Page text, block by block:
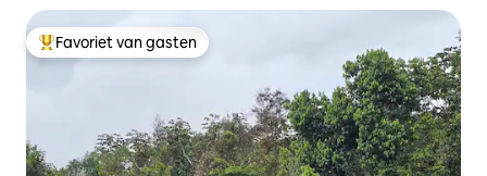
Topfavoriet van gasten
Favoriet van gasten